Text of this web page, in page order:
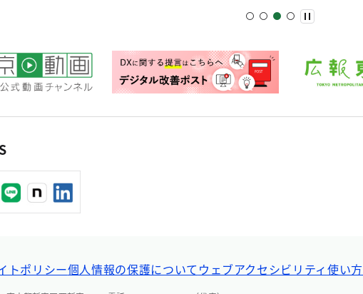
トポリシー個人情報の保護についてウェブアクセシビリティ使い